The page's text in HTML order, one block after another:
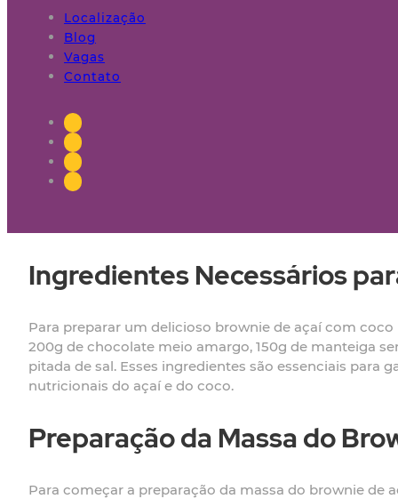
Localização
Blog
Vagas
Contato
Ingredientes Necessários
Para preparar um delicioso brownie de açaí com
200g de chocolate meio amargo, 150g de manteiga
pitada de sal. Esses ingredientes são essenciais
nutricionais do açaí e do coco.
Preparação da Massa do
Para começar a preparação da massa do brownie